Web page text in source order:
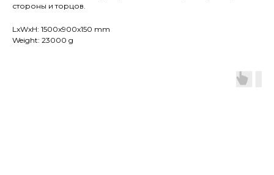
стороны и торцов.
LxWxH: 1500x900x150 mm
Weight: 23000 g